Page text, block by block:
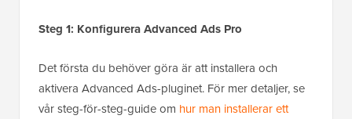
Steg 1: Konfigurera Advanced Ads Pro
Det första du behöver göra är att installera och
aktivera Advanced Ads-pluginet. För mer detaljer, se
vår steg-för-steg-guide om hur man installerar ett